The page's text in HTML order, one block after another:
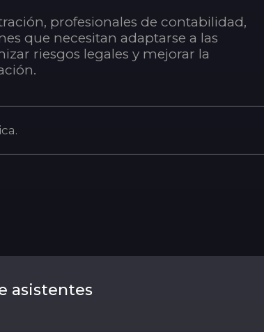
profesionales de contabilidad,
que necesitan adaptarse a las
riesgos legales y mejorar la
asistentes